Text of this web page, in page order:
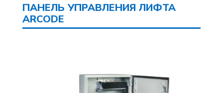
ПАНЕЛЬ УПРАВЛЕНИЯ ЛИФТА
ARCODE